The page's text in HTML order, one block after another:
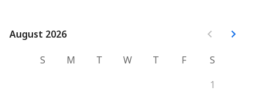
August 2026
August 2026
S
M T W T F
S
1